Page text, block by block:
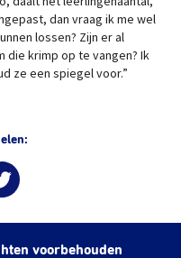
dan vraag ik me wel
lossen? Zijn er al
die krimp op te vangen? Ik
ze een spiegel voor.”
voorbehouden